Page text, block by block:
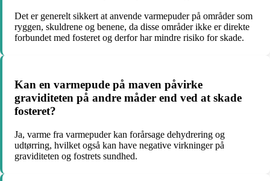
Det er generelt sikkert at anvende varmepuder på områder som
ryggen, skuldrene og benene, da disse områder ikke er direkte
forbundet med fosteret og derfor har mindre risiko for skade.
Kan en varmepude på maven påvirke
graviditeten på andre måder end ved at skade
fosteret?
Ja, varme fra varmepuder kan forårsage dehydrering og
udtørring, hvilket også kan have negative virkninger på
graviditeten og fostrets sundhed.